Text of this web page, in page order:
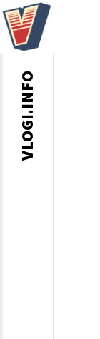
VLOGI.INFO